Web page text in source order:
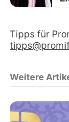
Tipps für
Weitere